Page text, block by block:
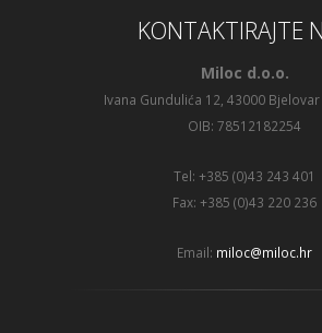
KONTAKTIRAJTE
Miloc d.o.o.
Ivana Gundulića 12, 43000
OIB: 78512182254
Tel: +385 (0)43 243 401
Fax: +385 (0)43 220 236
Email: miloc@miloc.hr